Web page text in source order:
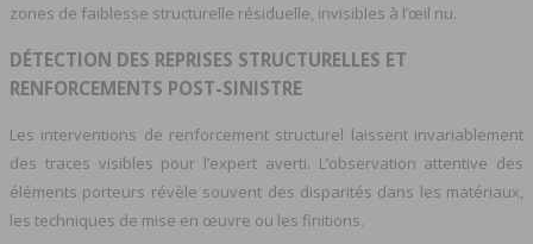
zones de faiblesse structurelle résiduelle, invisibles à l’œil nu.
DÉTECTION DES REPRISES STRUCTURELLES ET
RENFORCEMENTS POST-SINISTRE
Les interventions de renforcement structurel laissent invariablement
des traces visibles pour l’expert averti. L’observation attentive des
éléments porteurs révèle souvent des disparités dans les matériaux,
les techniques de mise en œuvre ou les finitions.